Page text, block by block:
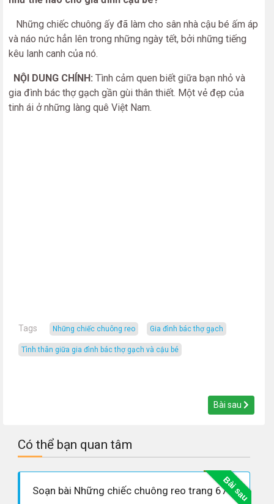
Những chiếc chuông ấy đã làm cho sân nhà cậu bé ấm áp
và náo nức hẳn lên trong những ngày tết, bởi những tiếng
kêu lanh canh của nó.
NỘI DUNG CHÍNH: Tình cảm quen biết giữa bạn nhỏ và
gia đình bác thợ gạch gần gùi thân thiết. Một vẻ đẹp của
tinh ái ở những làng quê Việt Nam.
Tags Những chiếc chuông reo gia đình bác thợ gạch
tình thân giữa gia đình bác thợ gạch và cậu bé
Bài sau
Có thể bạn quan tâm
Bài sau
Soạn bài Những chiếc chuông reo trang 67 SGK Tiếng Việt 3 tập 1